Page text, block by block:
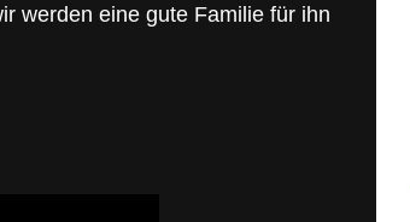
werden eine gute Familie für ihn